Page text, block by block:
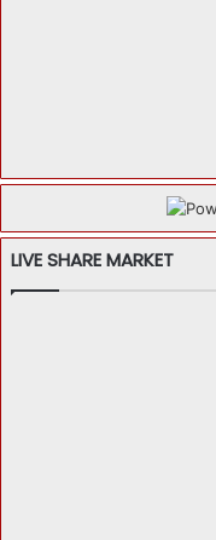
LIVE SHARE MARKET